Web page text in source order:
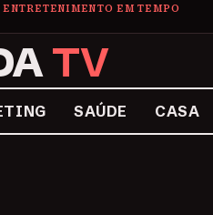
EM TEMPO
TV
SAÚDE CASA